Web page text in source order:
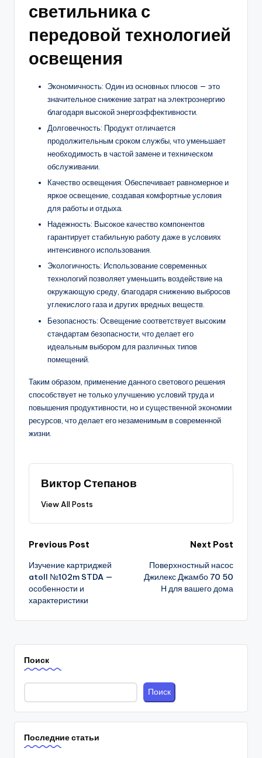
светильника с
передовой технологией
освещения
Экономичность: Один из основных плюсов — это
значительное снижение затрат на электроэнергию
благодаря высокой энергоэффективности.
Долговечность: Продукт отличается
продолжительным сроком службы, что уменьшает
необходимость в частой замене и техническом
обслуживании.
Качество освещения: Обеспечивает равномерное и
яркое освещение, создавая комфортные условия
для работы и отдыха.
Надежность: Высокое качество компонентов
гарантирует стабильную работу даже в условиях
интенсивного использования.
Экологичность: Использование современных
технологий позволяет уменьшить воздействие на
окружающую среду, благодаря снижению выбросов
углекислого газа и других вредных веществ.
Безопасность: Освещение соответствует высоким
стандартам безопасности, что делает его
идеальным выбором для различных типов
помещений.
Таким образом, применение данного светового решения
способствует не только улучшению условий труда и
повышения продуктивности, но и существенной экономии
ресурсов, что делает его незаменимым в современной
жизни.
Виктор Степанов
View All Posts
Post
navigation
Previous Post
Изучение картриджей
atoll №102m STDA —
особенности и
характеристики
Next Post
Поверхностный насос
Джилекс Джамбо 70 50
Н для вашего дома
Поиск
Поиск
Последние статьи